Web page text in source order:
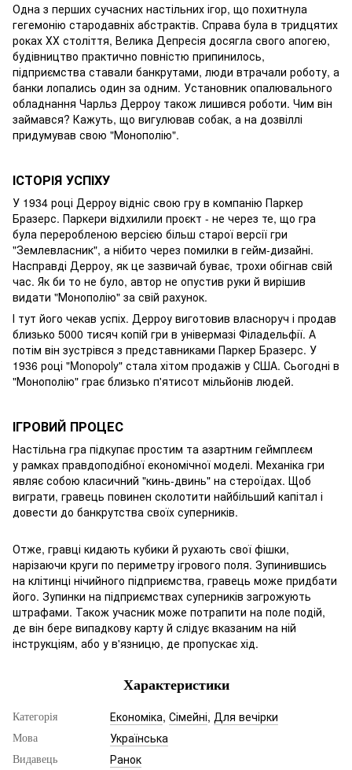
Одна з перших сучасних настільних ігор, що похитнула
гегемонію стародавніх абстрактів. Справа була в тридцятих
роках ХХ століття, Велика Депресія досягла свого апогею,
будівництво практично повністю припинилось,
підприємства ставали банкрутами, люди втрачали роботу, а
банки лопались один за одним. Установник опалювального
обладнання Чарльз Дерроу також лишився роботи. Чим він
займався? Кажуть, що вигулював собак, а на дозвіллі
придумував свою "Монополію".
ІСТОРІЯ УСПІХУ
У 1934 році Дерроу відніс свою гру в компанію Паркер
Бразерс. Паркери відхилили проєкт - не через те, що гра
була переробленою версією більш старої версії гри
"Землевласник", а нібито через помилки в гейм-дизайні.
Насправді Дерроу, як це зазвичай буває, трохи обігнав свій
час. Як би то не було, автор не опустив руки й вирішив
видати "Монополію" за свій рахунок.
І тут його чекав успіх. Дерроу виготовив власноруч і продав
близько 5000 тисяч копій гри в універмазі Філадельфії. А
потім він зустрівся з представниками Паркер Бразерс. У
1936 році "Monopoly" стала хітом продажів у США. Сьогодні в
"Монополію" грає близько п'ятисот мільйонів людей.
ІГРОВИЙ ПРОЦЕС
Настільна гра підкупає простим та азартним геймплеєм
у рамках правдоподібної економічної моделі. Механіка гри
являє собою класичний "кинь-двинь" на стероїдах. Щоб
виграти, гравець повинен сколотити найбільший капітал і
довести до банкрутства своїх суперників.
Отже, гравці кидають кубики й рухають свої фішки,
нарізаючи круги по периметру ігрового поля. Зупинившись
на клітинці нічийного підприємства, гравець може придбати
його. Зупинки на підприємствах суперників загрожують
штрафами. Також учасник може потрапити на поле подій,
де він бере випадкову карту й слідує вказаним на ній
інструкціям, або у в'язницю, де пропускає хід.
Характеристики
Категорія Економіка, Сімейні, Для вечірки
Мова Українська
Видавець Ранок